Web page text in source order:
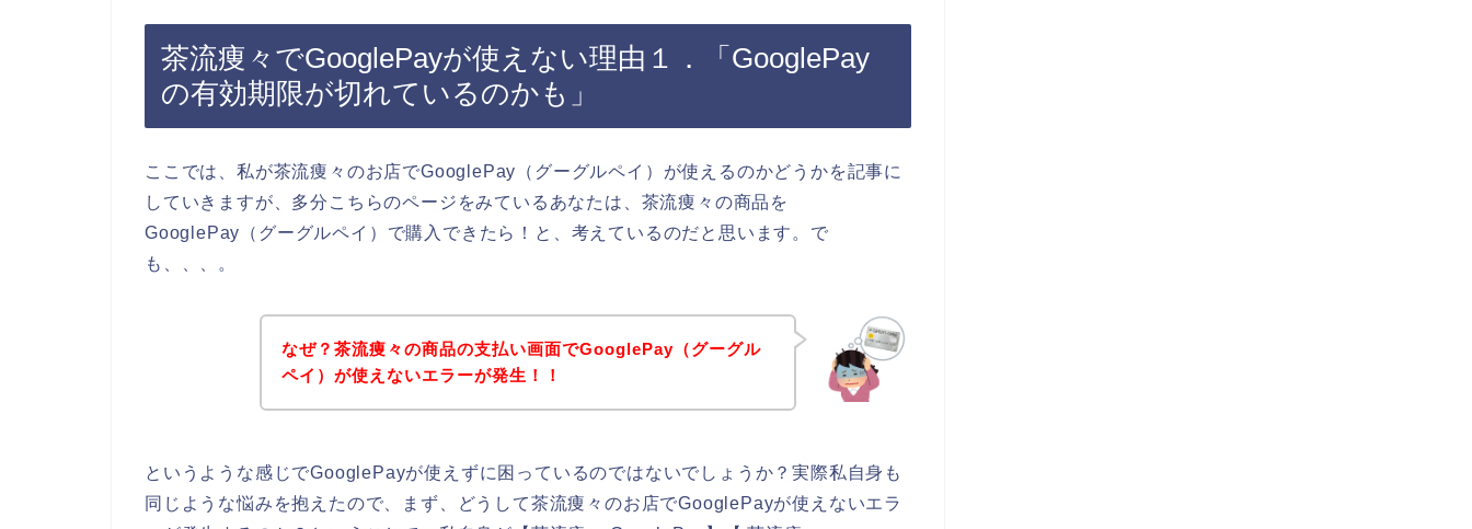
茶流痩々でGooglePayが使えない理由１．「GooglePay
の有効期限が切れているのかも」
ここでは、私が茶流痩々のお店でGooglePay（グーグルペイ）が使えるのかどうかを記事に
していきますが、多分こちらのページをみているあなたは、茶流痩々の商品を
GooglePay（グーグルペイ）で購入できたら！と、考えているのだと思います。で
も、、、。
なぜ？茶流痩々の商品の支払い画面でGooglePay（グーグル
ペイ）が使えないエラーが発生！！
というような感じでGooglePayが使えずに困っているのではないでしょうか？実際私自身も
同じような悩みを抱えたので、まず、どうして茶流痩々のお店でGooglePayが使えないエラ